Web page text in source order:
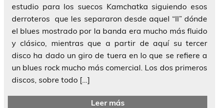
estudio para los suecos Kamchatka siguiendo esos
derroteros que les separaron desde aquel “II” dónde
el blues mostrado por la banda era mucho más fluido
y clásico, mientras que a partir de aquí su tercer
disco ha dado un giro de tuera en lo que se refiere a
un blues rock mucho más comercial. Los dos primeros
discos, sobre todo […]
Leer más